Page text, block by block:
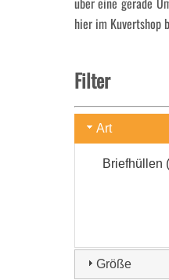
hier im Kuvertshop
Filter
Art
Briefhüllen
Größe